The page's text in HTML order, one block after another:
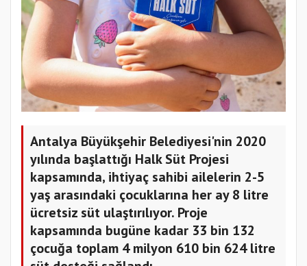
Antalya Büyükşehir Belediyesi'nin 2020
yılında başlattığı Halk Süt Projesi
kapsamında, ihtiyaç sahibi ailelerin 2-5
yaş arasındaki çocuklarına her ay 8 litre
ücretsiz süt ulaştırılıyor. Proje
kapsamında bugüne kadar 33 bin 132
çocuğa toplam 4 milyon 610 bin 624 litre